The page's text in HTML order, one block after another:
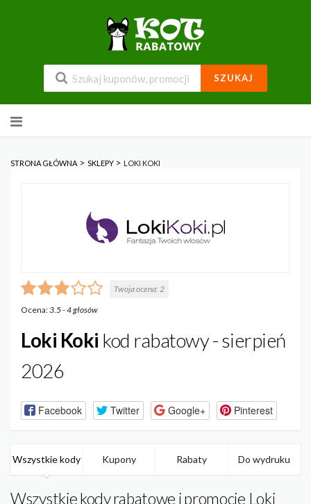
SZUKAJ
do
STRONA GŁÓWNA > SKLEPY > LOKI KOKI
Twoja ocena:2
Ocena:3.5-4głosów
Loki Koki kod rabatowy - sierpień
2026
Facebook Twitter Google+ Pinterest
Wszystkie kody Kupony Rabaty Do wydruku
Wszystkie kody rabatowe i promocje Loki